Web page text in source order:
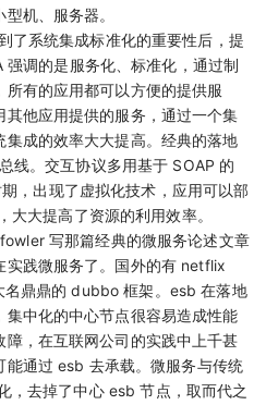
机、服务器。
了系统集成标准化的重要性后，提
强调的是服务化、标准化，通过制
所有的应用都可以方便的提供服
其他应用提供的服务，通过一个集
集成的效率大大提高。经典的落地
线。交互协议多用基于 SOAP 的
，出现了虚拟化技术，应用可以部
大提高了资源的利用效率。
写那篇经典的微服务论述文章
实践微服务了。国外的有 netflix
名鼎鼎的 dubbo 框架。esb 在落地
集中化的中心节点很容易造成性能
障，在互联网公司的实践中上千甚
能通过 esb 去承载。微服务与传统
，去掉了中心 esb 节点，取而代之